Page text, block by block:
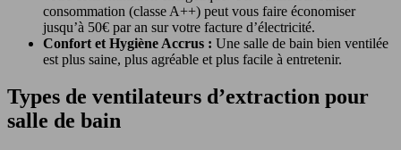
consommation (classe A++) peut vous faire économiser
jusqu’à 50€ par an sur votre facture d’électricité.
Confort et Hygiène Accrus : Une salle de bain bien ventilée
est plus saine, plus agréable et plus facile à entretenir.
Types de ventilateurs d’extraction pour
salle de bain